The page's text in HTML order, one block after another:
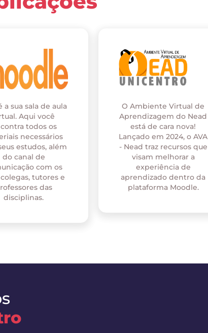
a sua sala de aula
Aqui você
todos os
necessários
estudos, além
do canal de
com os
tutores e
das
disciplinas.
O Ambiente Virtual de
Aprendizagem do Nead
está de cara nova!
Lançado em 2024, o AVA
- Nead traz recursos que
visam melhorar a
experiência de
aprendizado dentro da
plataforma Moodle.